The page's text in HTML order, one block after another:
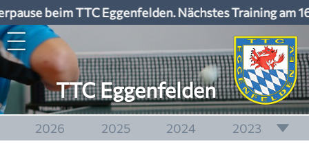
beim TTC Eggenfelden. Nächstes Training am
2026 2025 2024
2023
TTC Eggenfelden